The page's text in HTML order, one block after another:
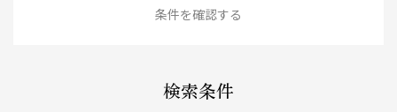
条件を確認する
検索条件